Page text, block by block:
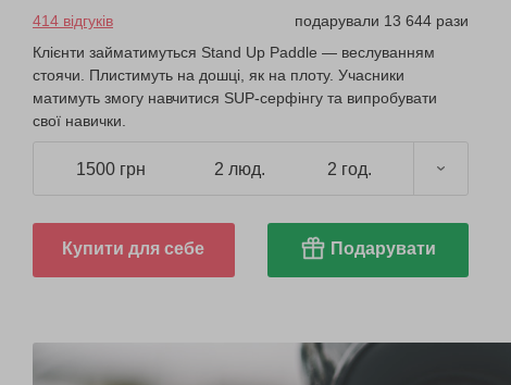
414 відгуків
подарували 13 644 рази
Клієнти займатимуться Stand Up Paddle — веслуванням
стоячи. Плистимуть на дошці, як на плоту. Учасники
матимуть змогу навчитися SUP-серфінгу та випробувати
свої навички.
1500 грн 2 люд. 2 год.
Купити для себе Подарувати